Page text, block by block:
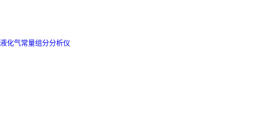
液化气常量组分分析仪